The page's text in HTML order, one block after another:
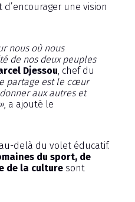
d’encourager une vision
nous où nous
de nos deux peuples
Djessou , chef du
partage est le cœur
aux autres et
, a ajouté le
delà du volet éducatif.
du sport, de
de la culture sont